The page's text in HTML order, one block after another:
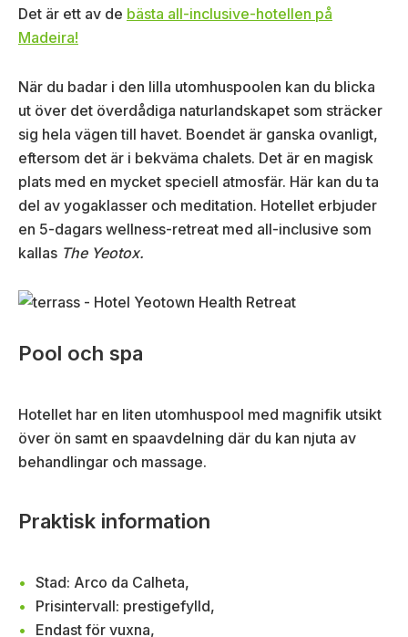
Det är ett av de bästa all-inclusive-hotellen på
Madeira!
När du badar i den lilla utomhuspoolen kan du blicka
ut över det överdådiga naturlandskapet som sträcker
sig hela vägen till havet. Boendet är ganska ovanligt,
eftersom det är i bekväma chalets. Det är en magisk
plats med en mycket speciell atmosfär. Här kan du ta
del av yogaklasser och meditation. Hotellet erbjuder
en 5-dagars wellness-retreat med all-inclusive som
kallas The Yeotox.
Pool och spa
Hotellet har en liten utomhuspool med magnifik utsikt
över ön samt en spaavdelning där du kan njuta av
behandlingar och massage.
Praktisk information
Stad: Arco da Calheta,
Prisintervall: prestigefylld,
Endast för vuxna,